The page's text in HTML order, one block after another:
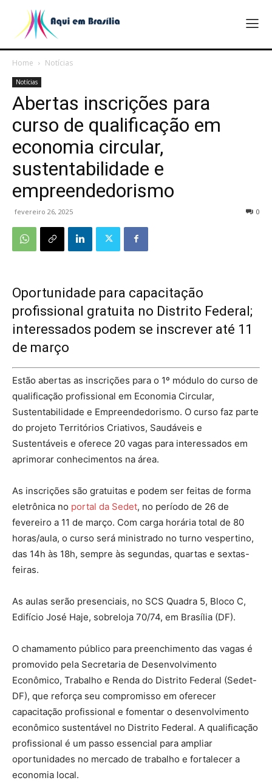
Home Notícias
Notícias
Abertas inscrições para
curso de qualificação em
economia circular,
sustentabilidade e
empreendedorismo
fevereiro 26, 2025 0
Oportunidade para capacitação
profissional gratuita no Distrito Federal;
interessados podem se inscrever até 11
de março
Estão abertas as inscrições para o 1º módulo do curso de
qualificação profissional em Economia Circular,
Sustentabilidade e Empreendedorismo. O curso faz parte
do projeto Territórios Criativos, Saudáveis e
Sustentáveis e oferece 20 vagas para interessados em
aprimorar conhecimentos na área.
As inscrições são gratuitas e podem ser feitas de forma
eletrônica no portal da Sedet, no período de 26 de
fevereiro a 11 de março. Com carga horária total de 80
horas/aula, o curso será ministrado no turno vespertino,
das 14h às 18h, sempre às segundas, quartas e sextas-
feiras.
As aulas serão presenciais, no SCS Quadra 5, Bloco C,
Edifício José Haje, sobreloja 70/74, em Brasília (DF).
O chamamento público para preenchimento das vagas é
promovido pela Secretaria de Desenvolvimento
Econômico, Trabalho e Renda do Distrito Federal (Sedet-
DF), que reforça seu compromisso em oferecer
capacitação profissional e fomentar o desenvolvimento
econômico sustentável no Distrito Federal. A qualificação
profissional é um passo essencial para ampliar
oportunidades no mercado de trabalho e fortalecer a
economia local.